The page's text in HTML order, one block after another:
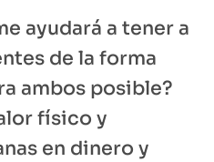
ayudará a tener a
de la forma
ambos posible?
físico y
en dinero y